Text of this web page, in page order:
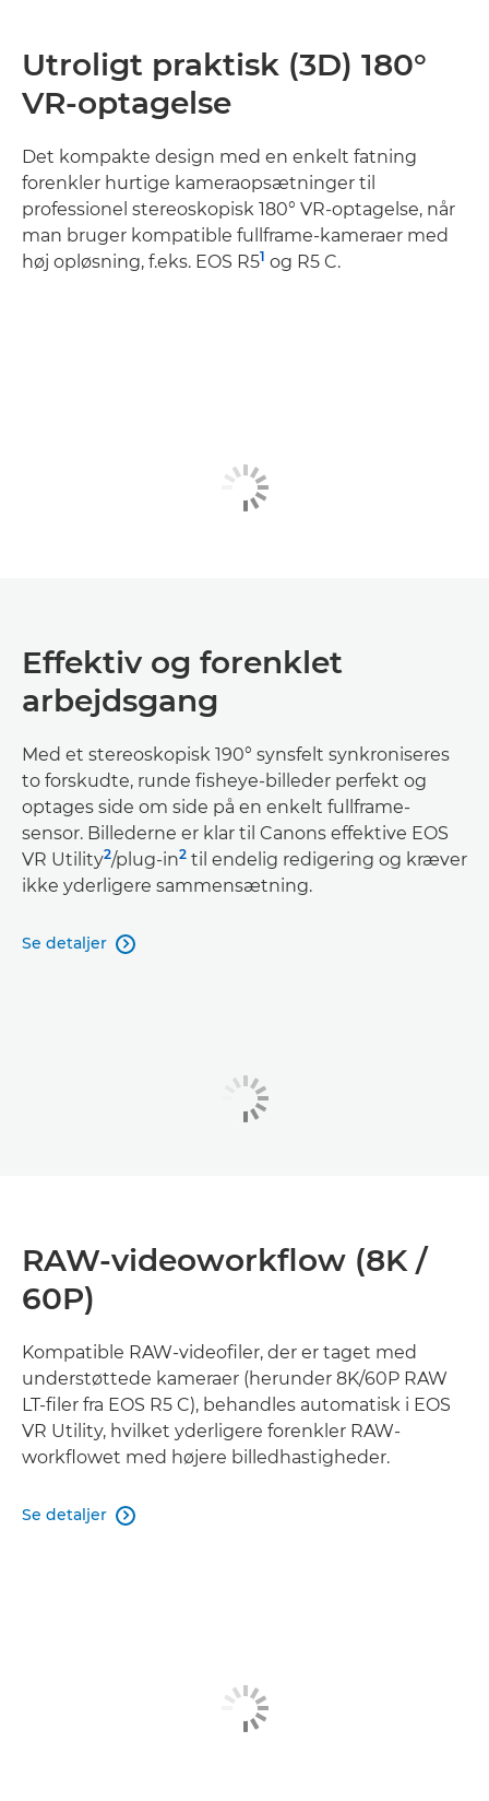
Utroligt praktisk (3D) 180°
VR-optagelse
Det kompakte design med en enkelt fatning
forenkler hurtige kameraopsætninger til
professionel stereoskopisk 180° VR-optagelse, når
man bruger kompatible fullframe-kameraer med
høj opløsning, f.eks. EOS R51 og R5 C.
Effektiv og forenklet
arbejdsgang
Med et stereoskopisk 190° synsfelt synkroniseres
to forskudte, runde fisheye-billeder perfekt og
optages side om side på en enkelt fullframe-
sensor. Billederne er klar til Canons effektive EOS
VR Utility2/plug-in2 til endelig redigering og kræver
ikke yderligere sammensætning.
Se detaljer 
RAW-videoworkflow (8K /
60P)
Kompatible RAW-videofiler, der er taget med
understøttede kameraer (herunder 8K/60P RAW
LT-filer fra EOS R5 C), behandles automatisk i EOS
VR Utility, hvilket yderligere forenkler RAW-
workflowet med højere billedhastigheder.
Se detaljer 